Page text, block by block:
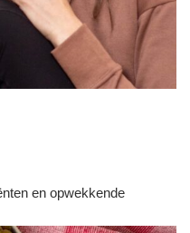
en opwekkende